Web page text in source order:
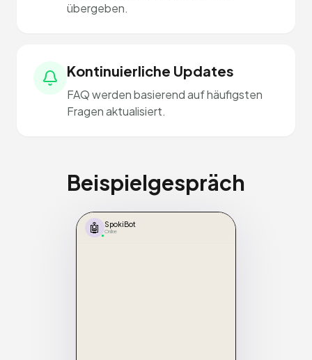
übergeben.
Kontinuierliche Updates
FAQ werden basierend auf häufigsten
Fragen aktualisiert.
Beispielgespräch
🤖 SpokiBot
Online